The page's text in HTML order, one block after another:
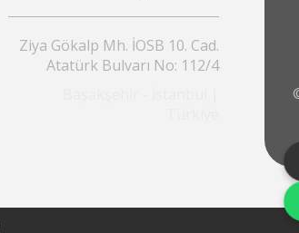
Ziya Gökalp Mh. İOSB 10. Cad.
Atatürk Bulvarı No: 112/4